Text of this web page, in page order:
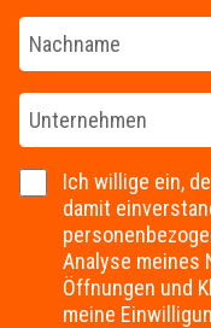
Ich willige ein,
damit
Analyse meines
Öffnungen und
meine